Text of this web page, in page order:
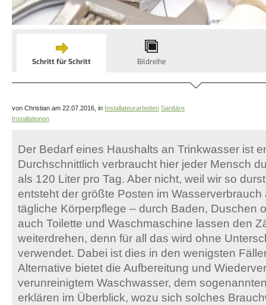
Schritt für Schritt Bildreihe
von Christian am 22.07.2016, in Installateurarbeiten Sanitäre
Installationen
Der Bedarf eines Haushalts an Trinkwasser ist
Durchschnittlich verbraucht hier jeder Mensch
als 120 Liter pro Tag. Aber nicht, weil wir so
entsteht der größte Posten im Wasserverbrauch
tägliche Körperpflege – durch Baden, Duschen
auch Toilette und Waschmaschine lassen den
weiterdrehen, denn für all das wird ohne
verwendet. Dabei ist dies in den wenigsten
Alternative bietet die Aufbereitung und
verunreinigtem Waschwasser, dem
erklären im Überblick, wozu sich solches